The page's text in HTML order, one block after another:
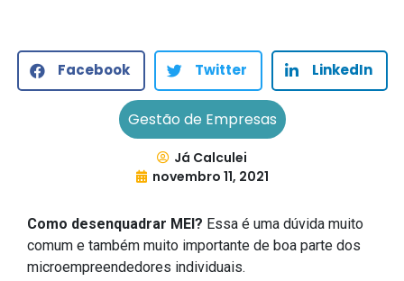
Facebook Twitter LinkedIn
Gestão de Empresas
Já Calculei
novembro 11, 2021
Como desenquadrar MEI? Essa é uma dúvida muito
comum e também muito importante de boa parte dos
microempreendedores individuais.